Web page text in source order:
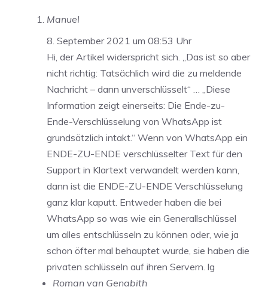
Manuel
8. September 2021 um 08:53 Uhr
Hi, der Artikel widerspricht sich. „Das ist so aber
nicht richtig: Tatsächlich wird die zu meldende
Nachricht – dann unverschlüsselt“ … „Diese
Information zeigt einerseits: Die Ende-zu-
Ende-Verschlüsselung von WhatsApp ist
grundsätzlich intakt.“ Wenn von WhatsApp ein
ENDE-ZU-ENDE verschlüsselter Text für den
Support in Klartext verwandelt werden kann,
dann ist die ENDE-ZU-ENDE Verschlüsselung
ganz klar kaputt. Entweder haben die bei
WhatsApp so was wie ein Generallschlüssel
um alles entschlüsseln zu können oder, wie ja
schon öfter mal behauptet wurde, sie haben die
privaten schlüsseln auf ihren Servern. lg
Roman van Genabith